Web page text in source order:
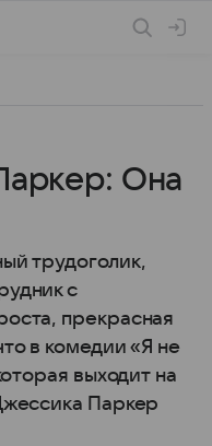
Она
трудоголик,
с
прекрасная
в комедии «Я не
выходит на
Паркер